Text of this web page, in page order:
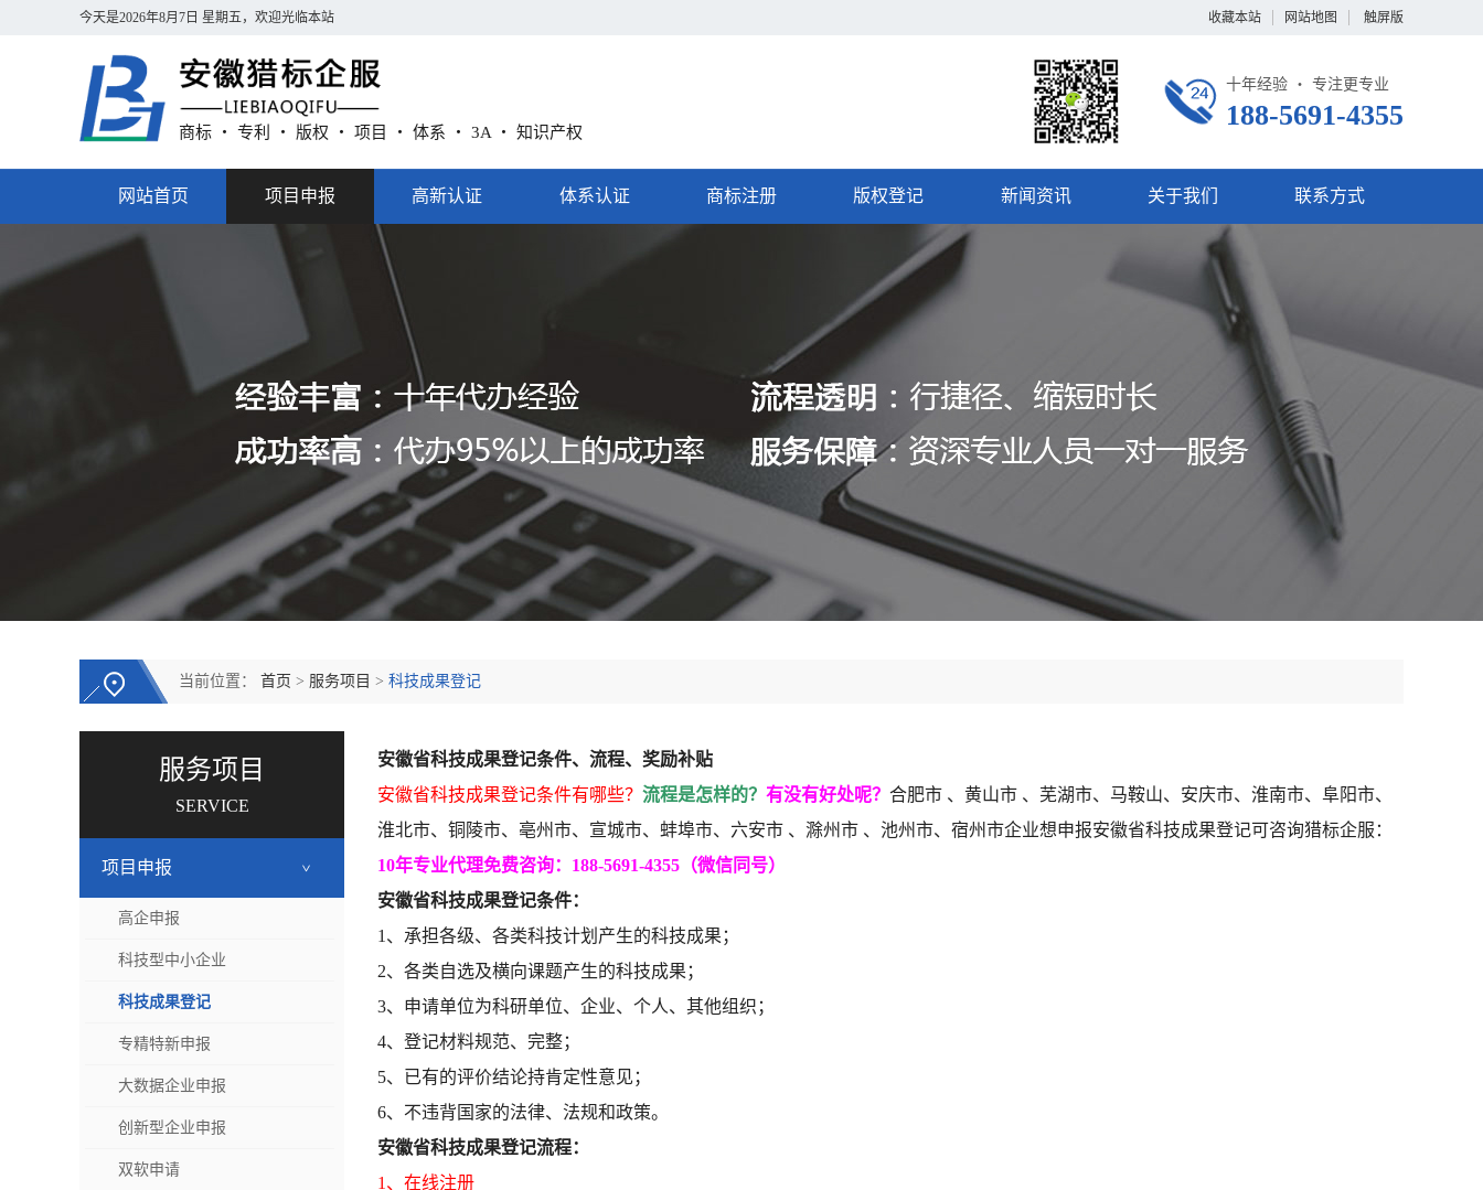
今天是2026年8月7日 星期五，欢迎光临本站 收藏本站 网站地图 触屏版
商标 ・ 专利 ・ 版权 ・ 项目 ・ 体系 ・ 3A ・ 知识产权
十年经验 ・ 专注更专业
188-5691-4355
网站首页 项目申报 高新认证 体系认证 商标注册 版权登记 新闻资讯 关于我们 联系方式
当前位置： 首页 > 服务项目 > 科技成果登记
服务项目
SERVICE
项目申报 >
高企申报
科技型中小企业
科技成果登记
专精特新申报
大数据企业申报
创新型企业申报
双软申请
安徽省科技成果登记条件、流程、奖励补贴
安徽省科技成果登记条件有哪些？ 流程是怎样的？ 有没有好处呢？ 合肥市 、黄山市 、芜湖市、马鞍山、安庆市、淮南市、阜阳市、
淮北市、铜陵市、亳州市、宣城市、蚌埠市、六安市 、滁州市 、池州市、宿州市企业想申报安徽省科技成果登记可咨询猎标企服：
10年专业代理免费咨询：188-5691-4355（微信同号）
安徽省科技成果登记条件：
1、承担各级、各类科技计划产生的科技成果；
2、各类自选及横向课题产生的科技成果；
3、申请单位为科研单位、企业、个人、其他组织；
4、登记材料规范、完整；
5、已有的评价结论持肯定性意见；
6、不违背国家的法律、法规和政策。
安徽省科技成果登记流程：
1、在线注册